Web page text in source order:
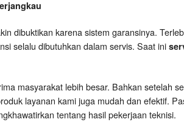
dibuktikan karena sistem garansinya.
selalu dibutuhkan dalam servis. Saat ini
masyarakat lebih besar. Bahkan setelah
layanan kami juga mudah dan efektif.
tentang hasil pekerjaan teknisi.